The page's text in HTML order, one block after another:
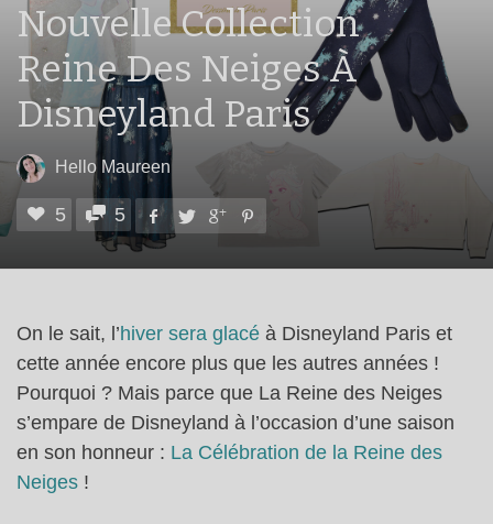
Nouvelle Collection
Reine Des Neiges À
Disneyland Paris
Hello Maureen
5 5
On le sait, l’hiver sera glacé à Disneyland Paris et
cette année encore plus que les autres années !
Pourquoi ? Mais parce que La Reine des Neiges
s’empare de Disneyland à l’occasion d’une saison
en son honneur : La Célébration de la Reine des
Neiges !